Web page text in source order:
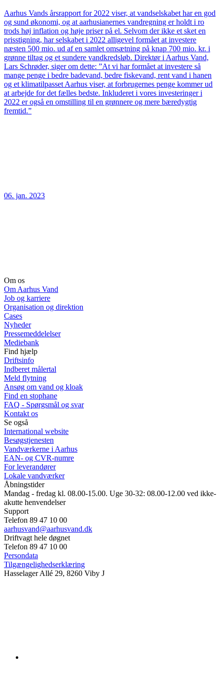
Aarhus Vands årsrapport for 2022 viser, at vandselskabet har en god
og sund økonomi, og at aarhusianernes vandregning er holdt i ro
trods høj inflation og høje priser på el. Selvom der ikke et sket en
prisstigning, har selskabet i 2022 alligevel formået at investere
næsten 500 mio. ud af en samlet omsætning på knap 700 mio. kr. i
grønne tiltag og et sundere vandkredsløb. Direktør i Aarhus Vand,
Lars Schrøder, siger om dette: ”At vi har formået at investere så
mange penge i bedre badevand, bedre fiskevand, rent vand i hanen
og et klimatilpasset Aarhus viser, at forbrugernes penge kommer ud
at arbejde for det fælles bedste. Inkluderet i vores investeringer i
2022 er også en omstilling til en grønnere og mere bæredygtig
fremtid.”
06. jan. 2023
Om os
Om Aarhus Vand
Job og karriere
Organisation og direktion
Cases
Nyheder
Pressemeddelelser
Mediebank
Find hjælp
Driftsinfo
Indberet målertal
Meld flytning
Ansøg om vand og kloak
Find en stophane
FAQ - Spørgsmål og svar
Kontakt os
Se også
International website
Besøgstjenesten
Vandværkerne i Aarhus
EAN- og CVR-numre
For leverandører
Lokale vandværker
Åbningstider
Mandag - fredag kl. 08.00-15.00. Uge 30-32: 08.00-12.00 ved ikke-
akutte henvendelser
Support
Telefon 89 47 10 00
aarhusvand@aarhusvand.dk
Driftvagt hele døgnet
Telefon 89 47 10 00
Persondata
Tilgængelighedserklæring
Hasselager Allé 29, 8260 Viby J